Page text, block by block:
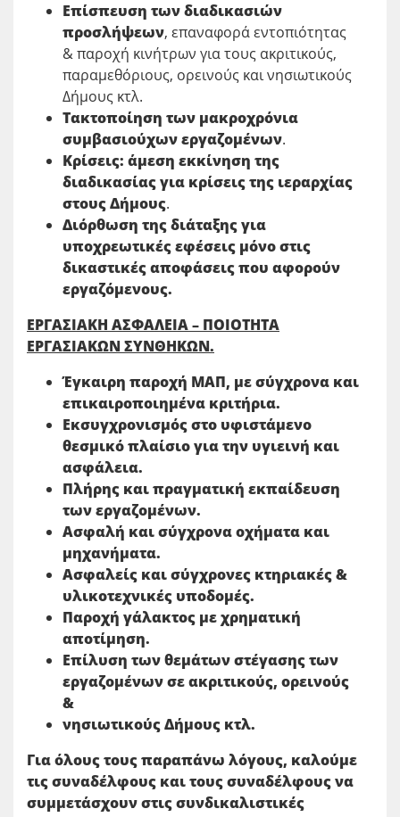
Επίσπευση των διαδικασιών
προσλήψεων, επαναφορά εντοπιότητας
& παροχή κινήτρων για τους ακριτικούς,
παραμεθόριους, ορεινούς και νησιωτικούς
Δήμους κτλ.
Τακτοποίηση των μακροχρόνια
συμβασιούχων εργαζομένων.
Κρίσεις: άμεση εκκίνηση της
διαδικασίας για κρίσεις της ιεραρχίας
στους Δήμους.
Διόρθωση της διάταξης για
υποχρεωτικές εφέσεις μόνο στις
δικαστικές αποφάσεις που αφορούν
εργαζόμενους.
ΕΡΓΑΣΙΑΚΗ ΑΣΦΑΛΕΙΑ – ΠΟΙΟΤΗΤΑ
ΕΡΓΑΣΙΑΚΩΝ ΣΥΝΘΗΚΩΝ.
Έγκαιρη παροχή ΜΑΠ, με σύγχρονα και
επικαιροποιημένα κριτήρια.
Εκσυγχρονισμός στο υφιστάμενο
θεσμικό πλαίσιο για την υγιεινή και
ασφάλεια.
Πλήρης και πραγματική εκπαίδευση
των εργαζομένων.
Ασφαλή και σύγχρονα οχήματα και
μηχανήματα.
Ασφαλείς και σύγχρονες κτηριακές &
υλικοτεχνικές υποδομές.
Παροχή γάλακτος με χρηματική
αποτίμηση.
Επίλυση των θεμάτων στέγασης των
εργαζομένων σε ακριτικούς, ορεινούς
&
νησιωτικούς Δήμους κτλ.
Για όλους τους παραπάνω λόγους, καλούμε
τις συναδέλφους και τους συναδέλφους να
συμμετάσχουν στις συνδικαλιστικές